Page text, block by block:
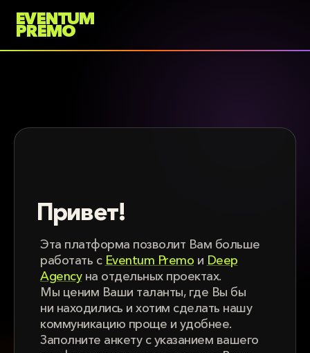
Привет!
Эта платформа позволит Вам больше
работать с Eventum Premo и Deep
Agencyна отдельных проектах.
Мы ценим Ваши таланты, где Вы бы
ни находились и хотим сделать нашу
коммуникацию проще и удобнее.
Заполните анкету с указанием вашего